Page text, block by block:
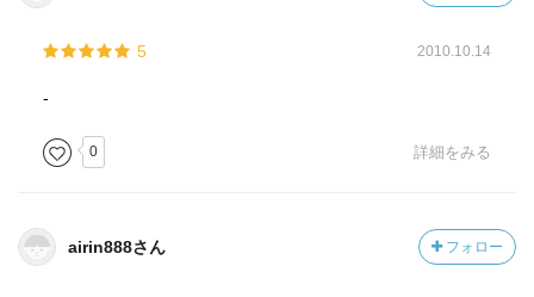
5 2010.10.14
-
0 詳細をみる
airin888さん フォロー